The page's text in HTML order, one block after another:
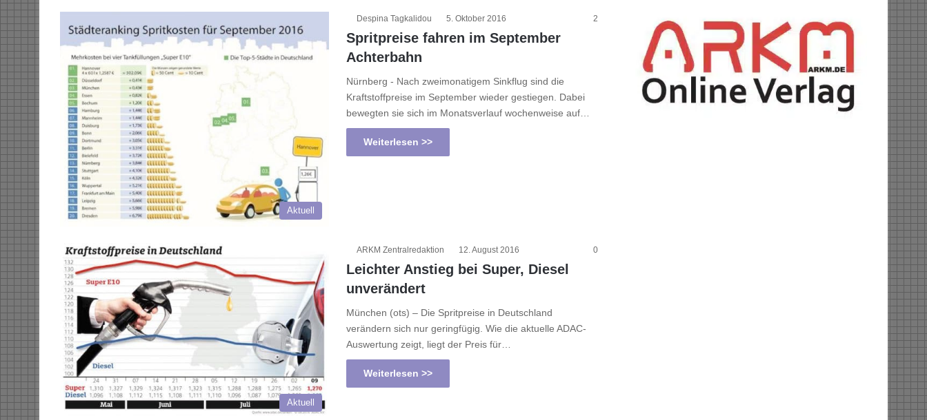
Aktuell
Despina Tagkalidou 5. Oktober 2016 2
Spritpreise fahren im September
Achterbahn
Nürnberg - Nach zweimonatigem Sinkflug sind die
Kraftstoffpreise im September wieder gestiegen. Dabei
bewegten sie sich im Monatsverlauf wochenweise auf…
Weiterlesen >>
Aktuell
ARKM Zentralredaktion 12. August 2016 0
Leichter Anstieg bei Super, Diesel
unverändert
München (ots) – Die Spritpreise in Deutschland
verändern sich nur geringfügig. Wie die aktuelle ADAC-
Auswertung zeigt, liegt der Preis für…
Weiterlesen >>